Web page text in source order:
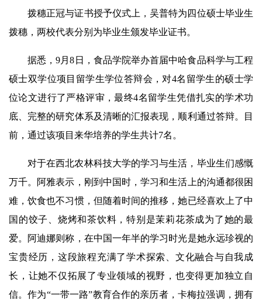
拨穗正冠与证书授予仪式上，吴普特为四位硕士毕业生
拨穗，两校代表分别为毕业生颁发毕业证书。
据悉，9月8日，食品学院举办首届中哈食品科学与工程
硕士双学位项目留学生学位答辩会，对4名留学生的硕士学
位论文进行了严格评审，最终4名留学生凭借扎实的学术功
底、完整的研究体系及清晰的汇报表现，顺利通过答辩。目
前，通过该项目来华培养的学生共计7名。
对于在西北农林科技大学的学习与生活，毕业生们感慨
万千。阿雅表示，刚到中国时，学习和生活上的沟通都很困
难，饮食也不习惯，但随着时间的推移，她已经喜欢上了中
国的饺子、烧烤和茶饮料，特别是茉莉花茶成为了她的最
爱。阿迪娜则称，在中国一年半的学习时光是她永远珍视的
宝贵经历，这段旅程充满了学术探索、文化融合与自我成
长，让她不仅拓展了专业领域的视野，也变得更加独立自
信。作为“一带一路”教育合作的亲历者，卡梅拉强调，拥有